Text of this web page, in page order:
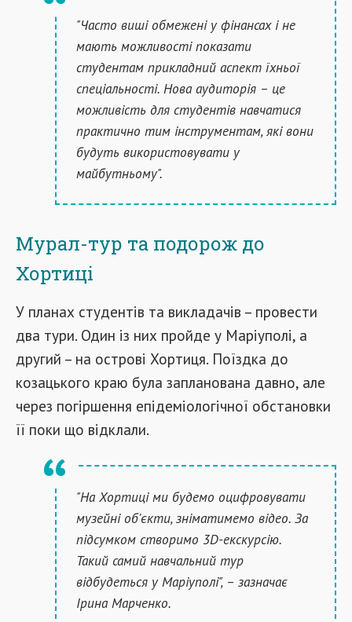
"Часто виші обмежені у фінансах і не
мають можливості показати
студентам прикладний аспект їхньої
спеціальності. Нова аудиторія – це
можливість для студентів навчатися
практично тим інструментам, які вони
будуть використовувати у
майбутньому".
Мурал-тур та подорож до
Хортиці
У планах студентів та викладачів – провести
два тури. Один із них пройде у Маріуполі, а
другий – на острові Хортиця. Поїздка до
козацького краю була запланована давно, але
через погіршення епідеміологічної обстановки
її поки що відклали.
"На Хортиці ми будемо оцифровувати
музейні об'єкти, зніматимемо відео. За
підсумком створимо 3D-екскурсію.
Такий самий навчальний тур
відбудеться у Маріуполі", – зазначає
Ірина Марченко.